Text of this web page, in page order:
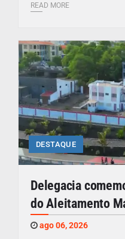
READ MORE
DESTAQUE
Delegacia
do Aleitamento
ago 06, 2026